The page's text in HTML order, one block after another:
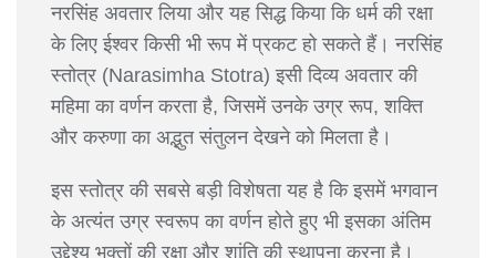
नरसिंह अवतार लिया और यह सिद्ध किया कि धर्म की रक्षा
के लिए ईश्वर किसी भी रूप में प्रकट हो सकते हैं। नरसिंह
स्तोत्र (Narasimha Stotra) इसी दिव्य अवतार की
महिमा का वर्णन करता है, जिसमें उनके उग्र रूप, शक्ति
और करुणा का अद्भुत संतुलन देखने को मिलता है।
इस स्तोत्र की सबसे बड़ी विशेषता यह है कि इसमें भगवान
के अत्यंत उग्र स्वरूप का वर्णन होते हुए भी इसका अंतिम
उद्देश्य भक्तों की रक्षा और शांति की स्थापना करना है।